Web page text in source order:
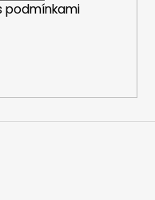
podmínkami